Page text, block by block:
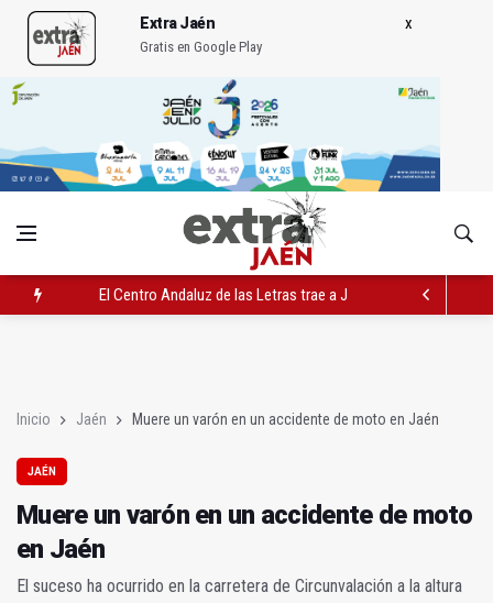
Extra Jaén
Gratis en Google Play
El Centro Andaluz de las Letras trae a Jaén al filósofo Omar
Inicio Jaén Muere un varón en un accidente de moto en Jaén
JAÉN
Muere un varón en un accidente de moto
en Jaén
El suceso ha ocurrido en la carretera de Circunvalación a la altura